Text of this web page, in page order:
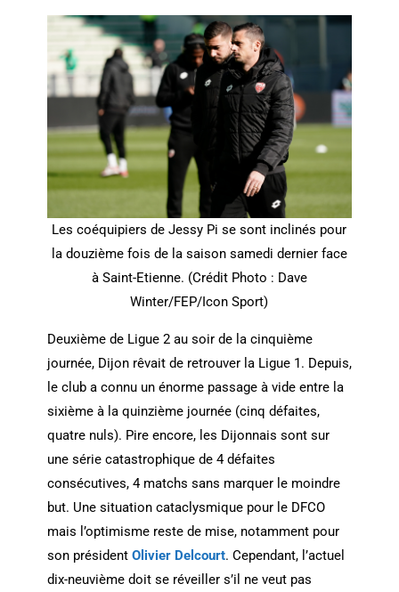
Les coéquipiers de Jessy Pi se sont inclinés pour
la douzième fois de la saison samedi dernier face
à Saint-Etienne. (Crédit Photo : Dave
Winter/FEP/Icon Sport)
Deuxième de Ligue 2 au soir de la cinquième
journée, Dijon rêvait de retrouver la Ligue 1. Depuis,
le club a connu un énorme passage à vide entre la
sixième à la quinzième journée (cinq défaites,
quatre nuls). Pire encore, les Dijonnais sont sur
une série catastrophique de 4 défaites
consécutives, 4 matchs sans marquer le moindre
but. Une situation cataclysmique pour le DFCO
mais l’optimisme reste de mise, notamment pour
son président Olivier Delcourt. Cependant, l’actuel
dix-neuvième doit se réveiller s’il ne veut pas